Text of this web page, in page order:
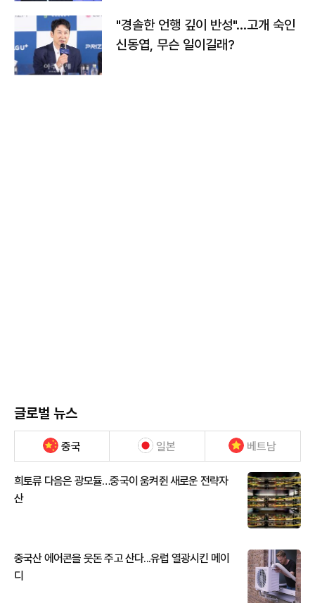
"경솔한 언행 깊이 반성"…고개 숙인
신동엽, 무슨 일이길래?
글로벌 뉴스
중국 일본 베트남
희토류 다음은 광모듈…중국이 움켜쥔 새로운 전략자
산
중국산 에어콘을 웃돈 주고 산다...유럽 열광시킨 메이
디